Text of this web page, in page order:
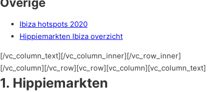
Ibiza hotspots 2020
Hippiemarkten Ibiza overzicht
[/vc_column_text][/vc_column_inner][/vc_row_inner]
[/vc_column][/vc_row][vc_row][vc_column][vc_column_text]
1. Hippiemarkten